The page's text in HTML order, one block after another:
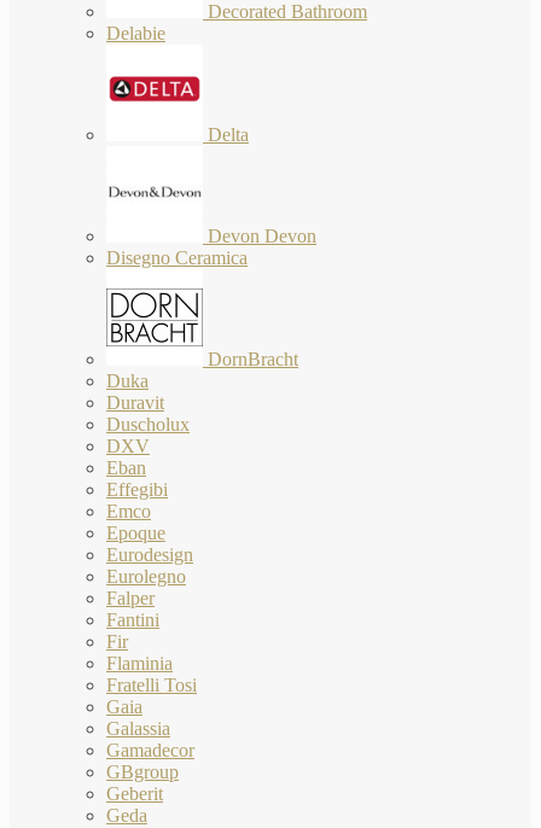
Decorated Bathroom
Delabie
Delta
Devon Devon
Disegno Ceramica
DornBracht
Duka
Duravit
Duscholux
DXV
Eban
Effegibi
Emco
Epoque
Eurodesign
Eurolegno
Falper
Fantini
Fir
Flaminia
Fratelli Tosi
Gaia
Galassia
Gamadecor
GBgroup
Geberit
Geda